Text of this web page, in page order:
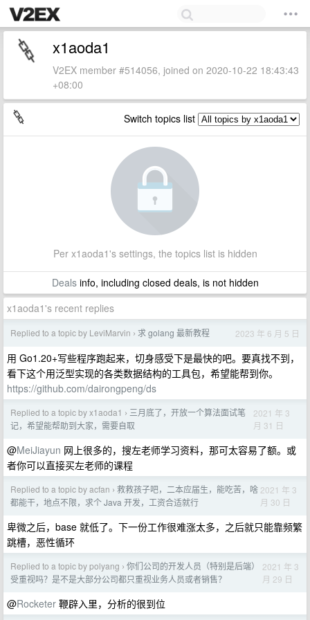
x1aoda1
V2EX member #514056, joined on 2020-10-22 18:43:43
+08:00
Switch topics list
Per x1aoda1's settings, the topics list is hidden
Dealsinfo, including closed deals, is not hidden
x1aoda1's recent replies
Replied to a topic by LeviMarvin › 求 golang 最新教程 2023 年 6 月 5 日
用 Go1.20+写些程序跑起来，切身感受下是最快的吧。要真找不到，
看下这个用泛型实现的各类数据结构的工具包，希望能帮到你。
https://github.com/dairongpeng/ds
Replied to a topic by x1aoda1 › 三月底了，开放一个算法面试笔
记，希望能帮助到大家，需要自取
2021 年 3
月 31 日
@MeiJiayun 网上很多的，搜左老师学习资料，那可太容易了额。或
者你可以直接买左老师的课程
Replied to a topic by acfan › 救救孩子吧，二本应届生，能吃苦，啥
都能干，地点不限，求个 Java 开发，工资合适就行
2021 年 3
月 30 日
卑微之后，base 就低了。下一份工作很难涨太多，之后就只能靠频繁
跳槽，恶性循环
Replied to a topic by polyang › 你们公司的开发人员（特别是后端）
受重视吗？是不是大部分公司都只重视业务人员或者销售？
2021 年 3
月 29 日
@Rocketer 鞭辟入里，分析的很到位